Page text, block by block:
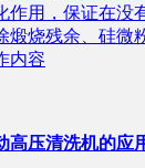
作用，保证在没
煅烧残余、硅微
内容
高压清洗机的应